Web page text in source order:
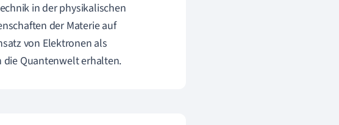
in der physikalischen
der Materie auf
von Elektronen als
die Quantenwelt erhalten.